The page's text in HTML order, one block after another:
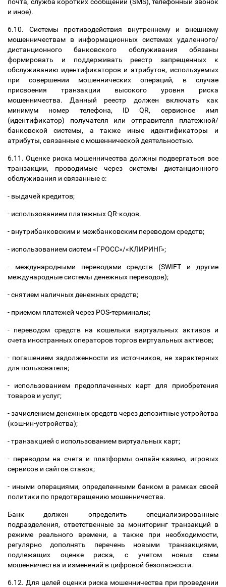
и иное).
6.10. Системы противодействия внутреннему и внешнему
мошенничествам в информационных системах удаленного/
дистанционного банковского обслуживания обязаны
формировать и поддерживать реестр запрещенных к
обслуживанию идентификаторов и атрибутов, используемых
при совершении мошеннических операций, в случае
присвоения транзакции высокого уровня риска
мошенничества. Данный реестр должен включать как
минимум номер телефона, ID QR, сервисное имя
(идентификатор) получателя или отправителя платежной/
банковской системы, а также иные идентификаторы и
атрибуты, связанные с мошеннической деятельностью.
6.11. Оценке риска мошенничества должны подвергаться все
транзакции, проводимые через системы дистанционного
обслуживания и связанные с:
- выдачей кредитов;
- использованием платежных QR-кодов.
- внутрибанковским и межбанковским переводом средств;
- использованием систем «ГРОСС»/«КЛИРИНГ»;
- международными переводами средств (SWIFT и другие
международные системы денежных переводов);
- снятием наличных денежных средств;
- приемом платежей через POS-терминалы;
- переводом средств на кошельки виртуальных активов и
счета иностранных операторов торгов виртуальных активов;
- погашением задолженности из источников, не характерных
для пользователя;
- использованием предоплаченных карт для приобретения
товаров и услуг;
- зачислением денежных средств через депозитные устройства
(кэш-ин-устройства);
- транзакцией с использованием виртуальных карт;
- переводом на счета и платформы онлайн-казино, игровых
сервисов и сайтов ставок;
- иными операциями, определенными банком в рамках своей
политики по предотвращению мошенничества.
Банк должен определить специализированные
подразделения, ответственные за мониторинг транзакций в
режиме реального времени, а также при необходимости,
регулярно дополнять перечень новыми транзакциями,
подлежащих оценке риска, с учетом новых схем
мошенничества и изменений в цифровой безопасности.
6.12. Для целей оценки риска мошенничества при проведении